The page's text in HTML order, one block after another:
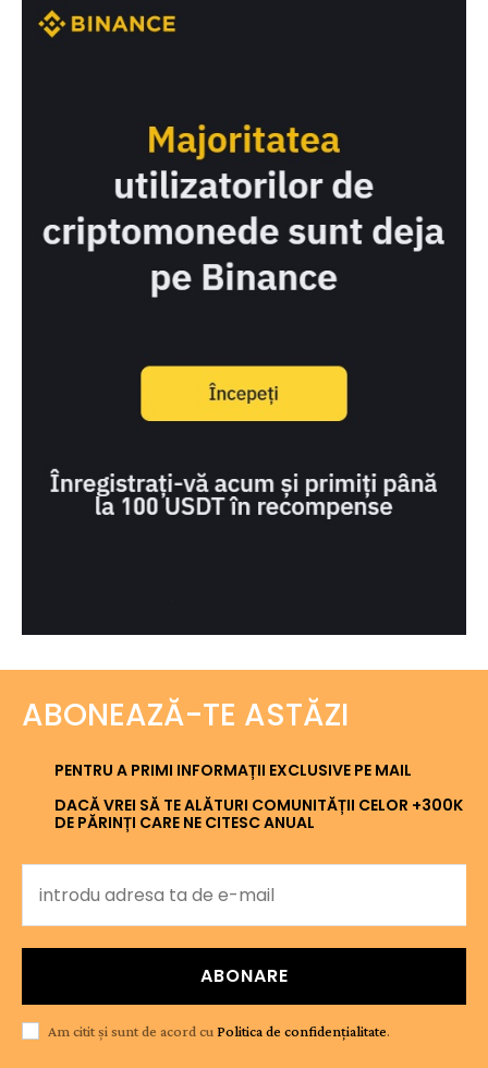
ABONEAZĂ-TE ASTĂZI
PENTRU A PRIMI INFORMAȚII EXCLUSIVE PE MAIL
DACĂ VREI SĂ TE ALĂTURI COMUNITĂȚII CELOR +300K
DE PĂRINȚI CARE NE CITESC ANUAL
ABONARE
Am citit și sunt de acord cu Politica de confidențialitate.